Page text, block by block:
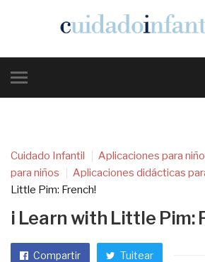
Cuidado Infantil Aplicaciones para
para niños
Aplicaciones didácticas
Little Pim: French!
i Learn with Little Pim:
Compartir Tuitear